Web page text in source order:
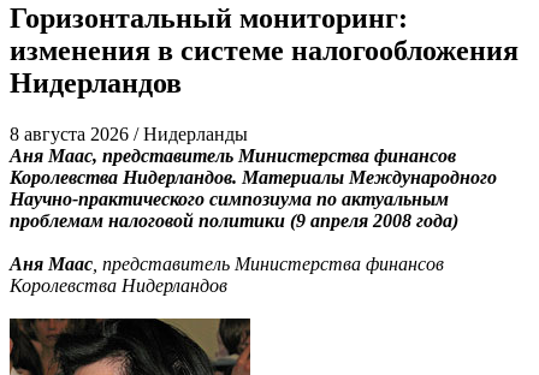
Горизонтальный мониторинг:
изменения в системе налогообложения
Нидерландов
8 августа 2026 / Нидерланды
Аня Маас, представитель Министерства финансов
Королевства Нидерландов. Материалы Международного
Научно-практического симпозиума по актуальным
проблемам налоговой политики (9 апреля 2008 года)
Аня Маас , представитель Министерства финансов
Королевства Нидерландов